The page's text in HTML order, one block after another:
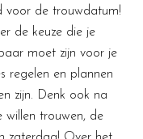
voor de trouwdatum!
de keuze die je
moet zijn voor je
regelen en plannen
zijn. Denk ook na
willen trouwen, de